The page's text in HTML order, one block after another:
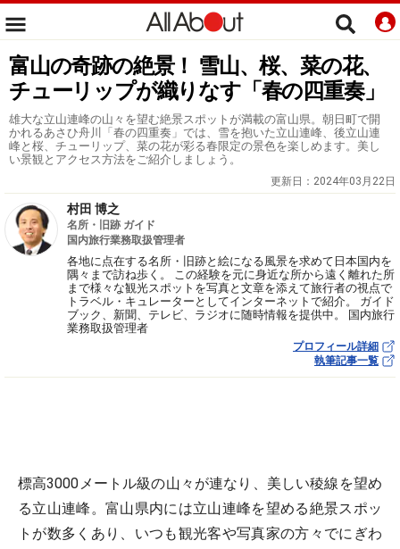
富山の奇跡の絶景！ 雪山、桜、菜の花、
チューリップが織りなす「春の四重奏」
雄大な立山連峰の山々を望む絶景スポットが満載の富山県。朝日町で開
かれるあさひ舟川「春の四重奏」では、雪を抱いた立山連峰、後立山連
峰と桜、チューリップ、菜の花が彩る春限定の景色を楽しめます。美し
い景観とアクセス方法をご紹介しましょう。
更新日： 2024年03月22日
村田 博之
名所・旧跡 ガイド
国内旅行業務取扱管理者
各地に点在する名所・旧跡と絵になる風景を求めて日本国内を
隅々まで訪ね歩く。 この経験を元に身近な所から遠く離れた所
まで様々な観光スポットを写真と文章を添えて旅行者の視点で
トラベル・キュレーターとしてインターネットで紹介。 ガイド
ブック、新聞、テレビ、ラジオに随時情報を提供中。 国内旅行
業務取扱管理者
プロフィール詳細
執筆記事一覧
標高3000メートル級の山々が連なり、美しい稜線を望め
る立山連峰。富山県内には立山連峰を望める絶景スポッ
トが数多くあり、いつも観光客や写真家の方々でにぎわ